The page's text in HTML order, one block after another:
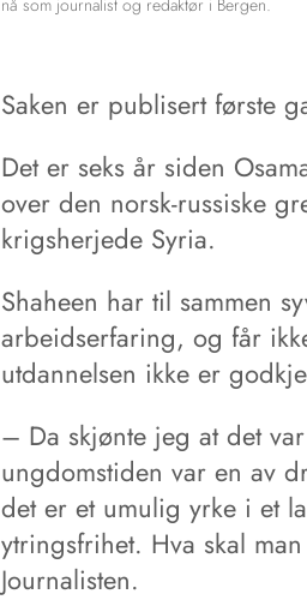
Saken er publisert første
Det er seks år siden
over den norsk-russiske
krigsherjede Syria.
Shaheen har til sammen
arbeidserfaring, og får
utdannelsen ikke er
– Da skjønte jeg at det
ungdomstiden var en av
det er et umulig yrke i et
ytringsfrihet. Hva skal
Journalisten.